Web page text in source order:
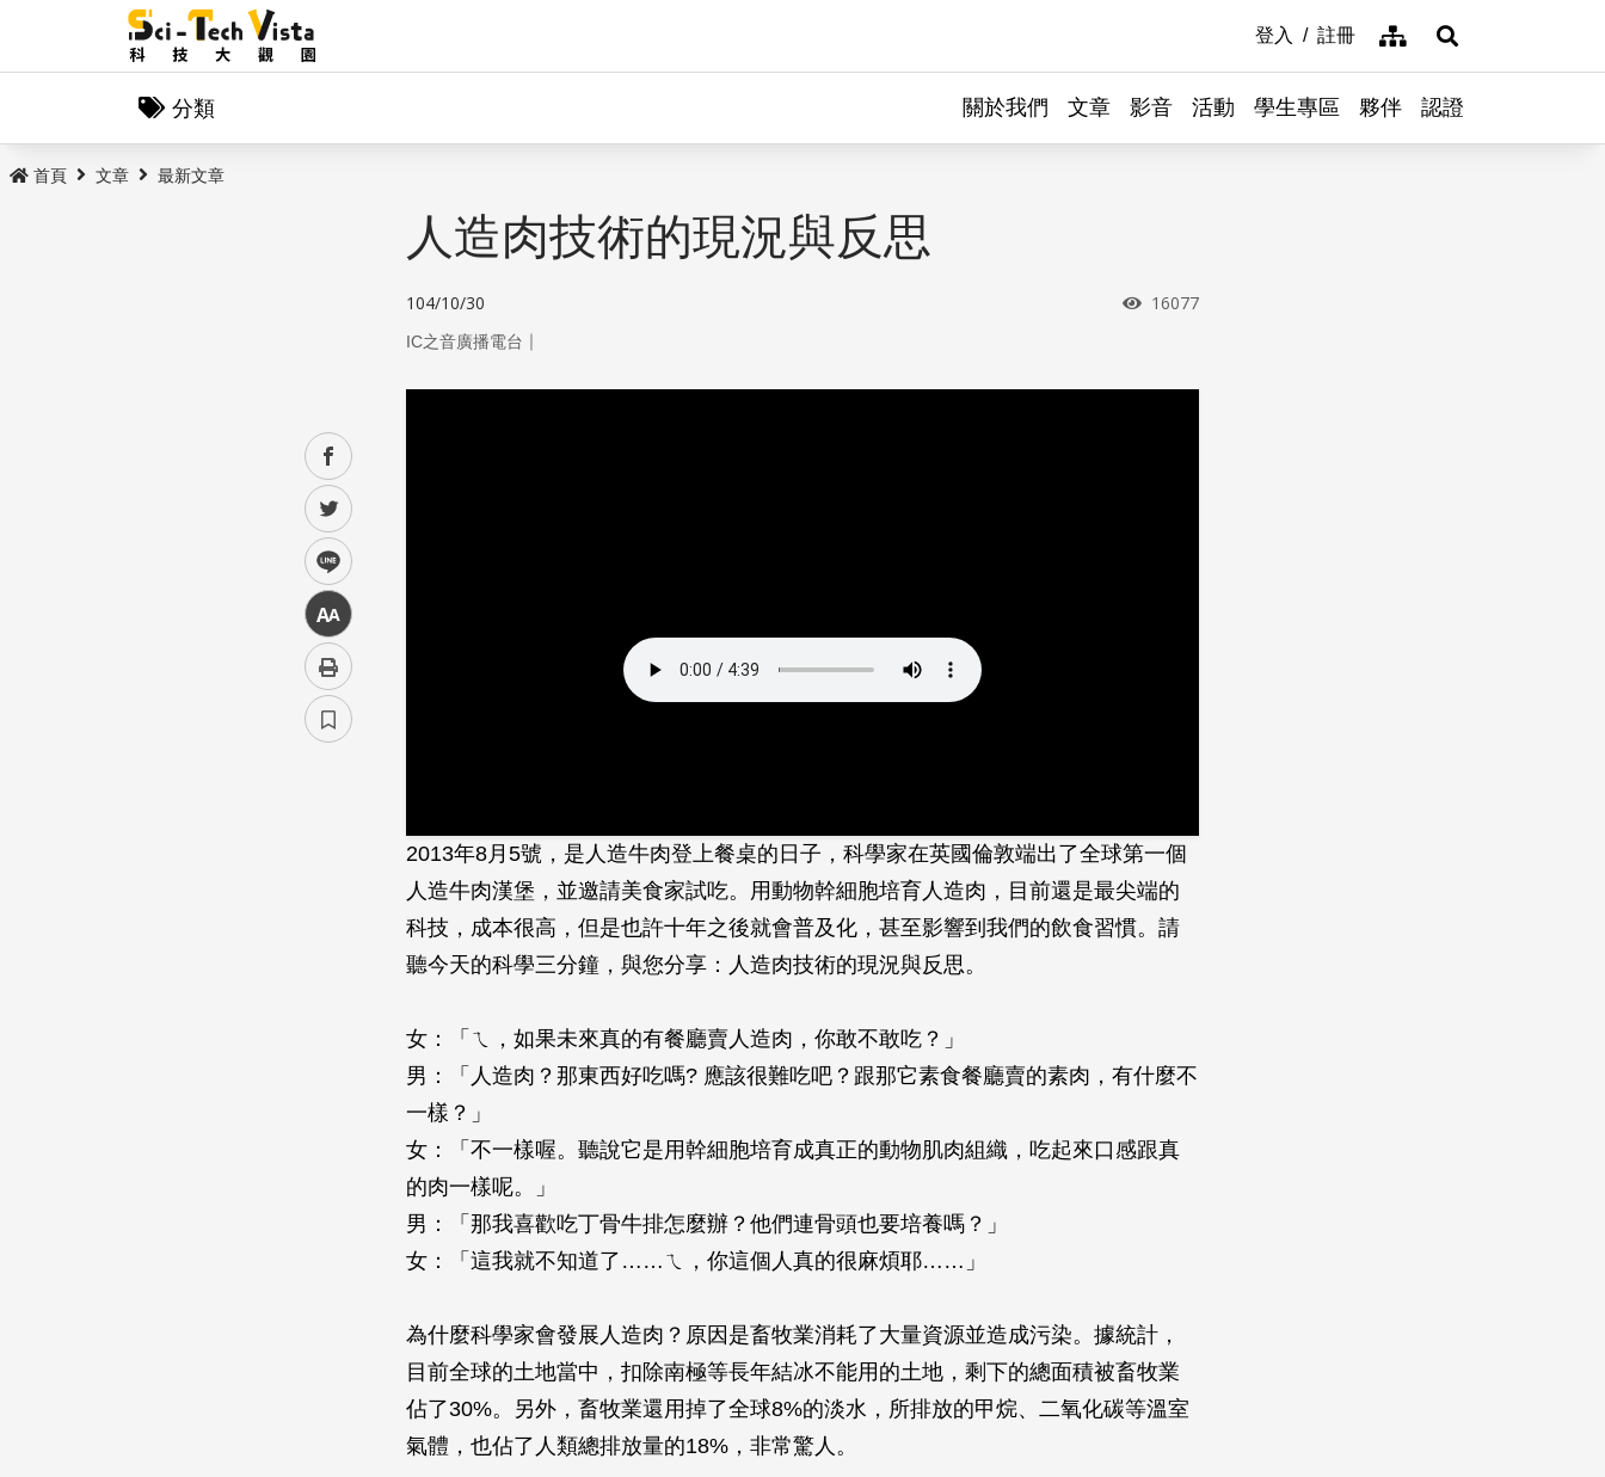
登入 註冊 網站導覽展開搜尋
分類 關於我們 文章 影音 活動 學生專區 夥伴 認證
首頁 文章 最新文章
facebook
twitter
line
中
人造肉技術的現況與反思
104/10/30 瀏覽次數
16077
IC之音廣播電台 ｜
2013年8月5號，是人造牛肉登上餐桌的日子，科學家在英國倫敦端出了全球第一個
人造牛肉漢堡，並邀請美食家試吃。用動物幹細胞培育人造肉，目前還是最尖端的
科技，成本很高，但是也許十年之後就會普及化，甚至影響到我們的飲食習慣。請
聽今天的科學三分鐘，與您分享：人造肉技術的現況與反思。
女：「ㄟ，如果未來真的有餐廳賣人造肉，你敢不敢吃？」
男：「人造肉？那東西好吃嗎? 應該很難吃吧？跟那它素食餐廳賣的素肉，有什麼不
一樣？」
女：「不一樣喔。聽說它是用幹細胞培育成真正的動物肌肉組織，吃起來口感跟真
的肉一樣呢。」
男：「那我喜歡吃丁骨牛排怎麼辦？他們連骨頭也要培養嗎？」
女：「這我就不知道了……ㄟ，你這個人真的很麻煩耶……」
為什麼科學家會發展人造肉？原因是畜牧業消耗了大量資源並造成污染。據統計，
目前全球的土地當中，扣除南極等長年結冰不能用的土地，剩下的總面積被畜牧業
佔了30%。另外，畜牧業還用掉了全球8%的淡水，所排放的甲烷、二氧化碳等溫室
氣體，也佔了人類總排放量的18%，非常驚人。